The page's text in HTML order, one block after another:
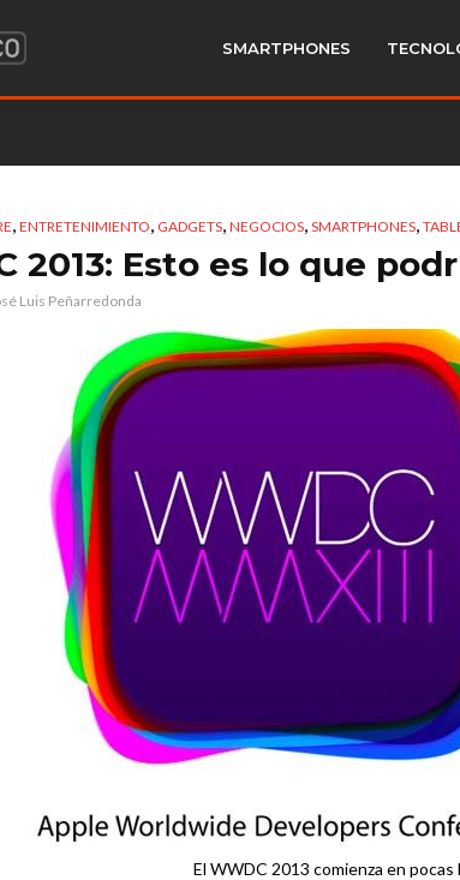
SMARTPHONES
, ENTRETENIMIENTO, GADGETS, NEGOCIOS, SMARTPHONES,
2013: Esto es lo que
Luis Peñarredonda
El WWDC 2013 comienza en pocas